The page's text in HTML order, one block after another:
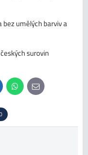
bez umělých barviv a
surovin
WhatsApp
E-
mail